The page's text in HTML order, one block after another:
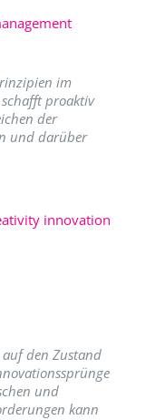
im
proaktiv
der
und darüber
innovation
den Zustand
und
kann